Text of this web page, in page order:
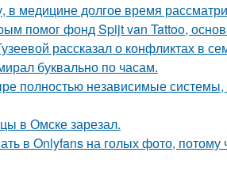
медицине долгое время
помог фонд Spijt van Tattoo,
рассказал о конфликтах в
буквально по часам.
полностью независимые
в Омске зарезал.
в Onlyfans на голых фото, потому